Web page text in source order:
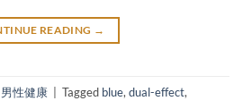
READING →
男性健康 | Tagged blue, dual-effect,